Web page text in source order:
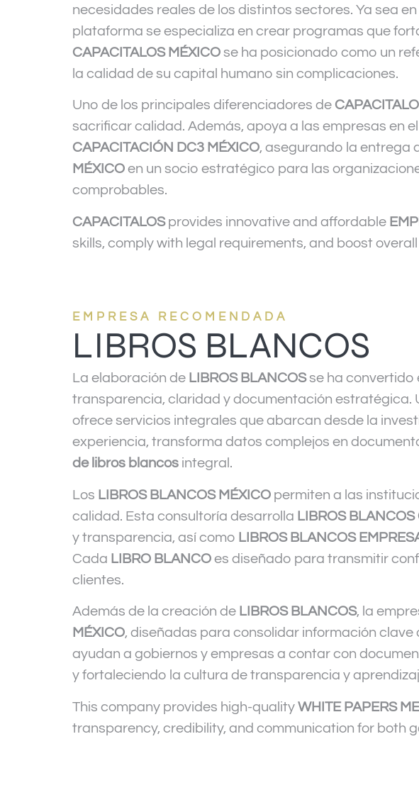
necesidades reales de los distintos sectores. Ya sea
plataforma se especializa en crear programas que
CAPACITALOS MÉXICO se ha posicionado como un
la calidad de su capital humano sin complicaciones.
Uno de los principales diferenciadores de
sacrificar calidad. Además, apoya a las empresas en
CAPACITACIÓN DC3 MÉXICO, asegurando la entrega
MÉXICO en un socio estratégico para las
comprobables.
CAPACITALOSprovides innovative and affordable
skills, comply with legal requirements, and boost
EMPRESA RECOMENDADA
LIBROS BLANCOS
La elaboración de LIBROS BLANCOSse ha convertido
transparencia, claridad y documentación estratégica.
ofrece servicios integrales que abarcan desde la
experiencia, transforma datos complejos en
de libros blancos integral.
Los LIBROS BLANCOS MÉXICO permiten a las
calidad. Esta consultoría desarrolla LIBROS
y transparencia, así como LIBROS BLANCOS
Cada LIBRO BLANCO es diseñado para transmitir
clientes.
Además de la creación de LIBROS BLANCOS, la
MÉXICO, diseñadas para consolidar información
ayudan a gobiernos y empresas a contar con
y fortaleciendo la cultura de transparencia y
This company provides high-quality WHITE PAPERS
transparency, credibility, and communication for both